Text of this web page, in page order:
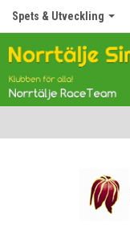
Spets & Utveckling